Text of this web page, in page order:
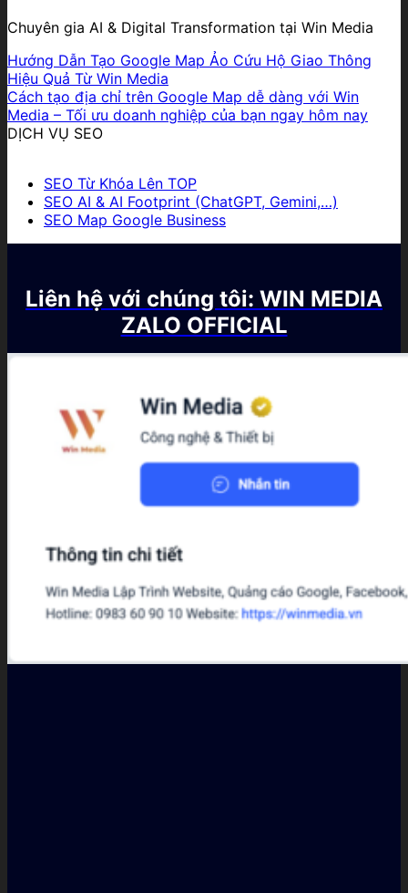
Chuyên gia AI & Digital Transformation tại Win Media
Hướng Dẫn Tạo Google Map Ảo Cứu Hộ Giao Thông
Hiệu Quả Từ Win Media
Cách tạo địa chỉ trên Google Map dễ dàng với Win
Media – Tối ưu doanh nghiệp của bạn ngay hôm nay
DỊCH VỤ SEO
SEO Từ Khóa Lên TOP
SEO AI & AI Footprint (ChatGPT, Gemini,…)
SEO Map Google Business
Liên hệ với chúng tôi: WIN MEDIA
ZALO OFFICIAL